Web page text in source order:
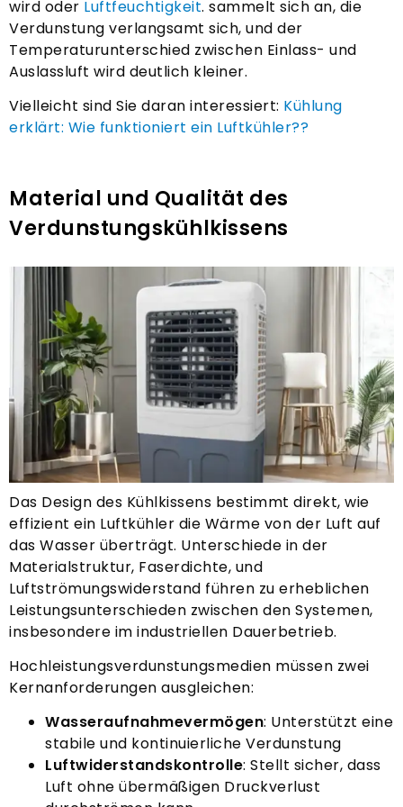
wird oder Luftfeuchtigkeit. sammelt sich an, die
Verdunstung verlangsamt sich, und der
Temperaturunterschied zwischen Einlass- und
Auslassluft wird deutlich kleiner.
Vielleicht sind Sie daran interessiert: Kühlung
erklärt: Wie funktioniert ein Luftkühler??
Material und Qualität des
Verdunstungskühlkissens
Das Design des Kühlkissens bestimmt direkt, wie
effizient ein Luftkühler die Wärme von der Luft auf
das Wasser überträgt. Unterschiede in der
Materialstruktur, Faserdichte, und
Luftströmungswiderstand führen zu erheblichen
Leistungsunterschieden zwischen den Systemen,
insbesondere im industriellen Dauerbetrieb.
Hochleistungsverdunstungsmedien müssen zwei
Kernanforderungen ausgleichen:
Wasseraufnahmevermögen: Unterstützt eine
stabile und kontinuierliche Verdunstung
Luftwiderstandskontrolle: Stellt sicher, dass
Luft ohne übermäßigen Druckverlust